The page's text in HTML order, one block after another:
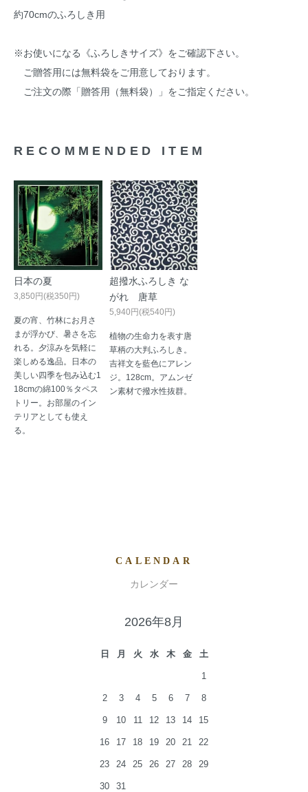
約70cmのふろしき用
※お使いになる《ふろしきサイズ》をご確認下さい。
ご贈答用には無料袋をご用意しております。
ご注文の際「贈答用（無料袋）」をご指定ください。
RECOMMENDED ITEM
日本の夏
3,850円(税350円)
夏の宵、竹林にお月さ
まが浮かび、暑さを忘
れる。夕涼みを気軽に
楽しめる逸品。日本の
美しい四季を包み込む1
18cmの綿100％タペス
トリー。お部屋のイン
テリアとしても使え
る。
超撥水ふろしき な
がれ 唐草
5,940円(税540円)
植物の生命力を表す唐
草柄の大判ふろしき。
吉祥文を藍色にアレン
ジ。128cm。アムンゼ
ン素材で撥水性抜群。
CALENDAR
カレンダー
2026年8月
日 月 火 水 木 金 土
1
2 3 4 5 6 7 8
9 10 11 12 13 14 15
16 17 18 19 20 21 22
23 24 25 26 27 28 29
30 31